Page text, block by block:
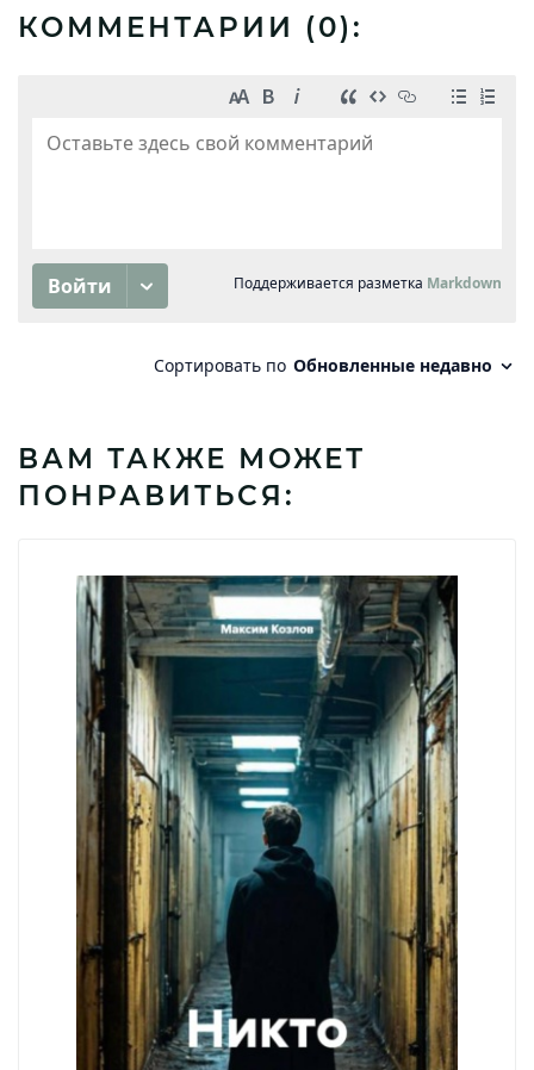
КОММЕНТАРИИ (0):
ВАМ ТАКЖЕ МОЖЕТ
ПОНРАВИТЬСЯ: